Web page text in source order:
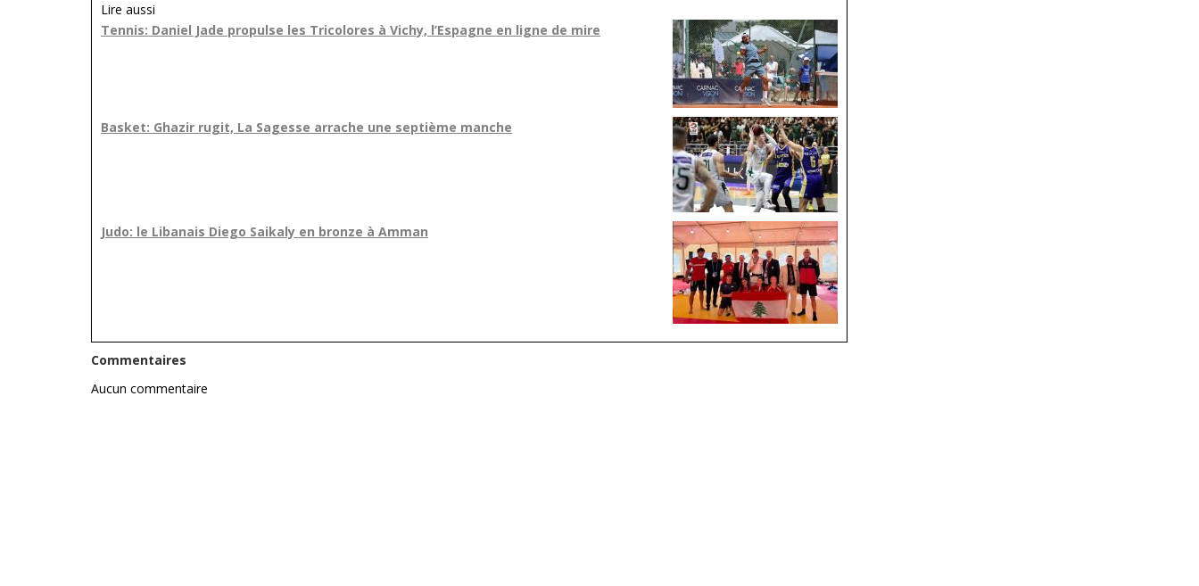
Lire aussi
Tennis: Daniel Jade propulse les Tricolores à Vichy, l’Espagne en ligne de mire
Basket: Ghazir rugit, La Sagesse arrache une septième manche
Judo: le Libanais Diego Saikaly en bronze à Amman
Commentaires
Aucun commentaire